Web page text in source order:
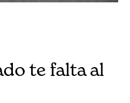
te falta al